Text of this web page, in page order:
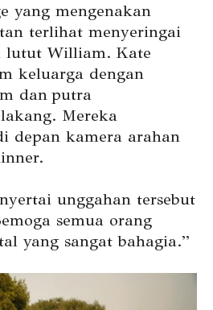
yang mengenakan
terlihat menyeringai
lutut William. Kate
keluarga dengan
dan putra
Mereka
depan kamera arahan
unggahan tersebut
semua orang
yang sangat bahagia.”